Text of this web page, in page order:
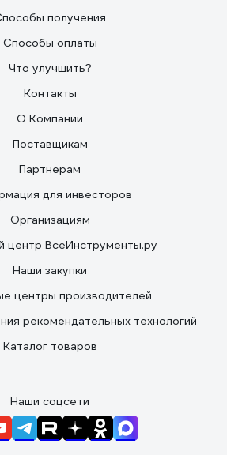
получения
Способы оплаты
Что улучшить?
Контакты
О Компании
Поставщикам
Партнерам
для инвесторов
Организациям
центр ВсеИнструменты.ру
Наши закупки
центры производителей
рекомендательных технологий
Каталог товаров
Наши соцсети